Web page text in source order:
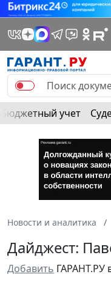
Бюджетный учет
Новости и аналитика
Дайджест:
Добавить ГАРАНТ.РУ